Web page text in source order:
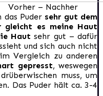
Vorher – Nachher
das Puder sehr gut dem
gleicht es meine Haut
Hautsehr gut – dafür
und sich auch nicht
Vergleich zu anderen
gepresst, weswegen
muss, um
Das Puder hält ca. 3-4